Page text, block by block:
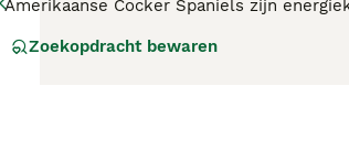
Amerikaanse Cocker Spaniels zijn
hun zachtaardige persoonlijkheid. Ze zijn
Zoekopdracht bewaren